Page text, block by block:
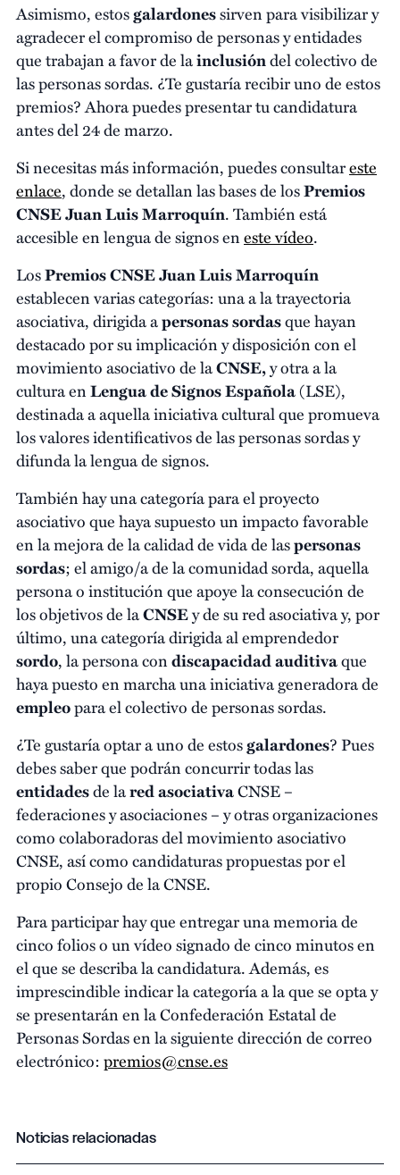
Asimismo, estosgalardonessirven para visibilizar y
agradecer el compromiso de personas y entidades
que trabajan a favor de lainclusióndel colectivo de
las personas sordas. ¿Te gustaría recibir uno de estos
premios? Ahora puedes presentar tu candidatura
antes del 24 de marzo.
Si necesitas más información, puedes consultareste
enlace, donde se detallan las bases de losPremios
CNSE Juan Luis Marroquín. También está
accesible en lengua de signos eneste vídeo.
LosPremios CNSEJuan LuisMarroquín
establecen varias categorías: una a la trayectoria
asociativa, dirigida apersonas sordasque hayan
destacado por su implicación y disposición con el
movimiento asociativo de laCNSE,y otra a la
cultura enLengua de Signos Española(LSE),
destinada a aquella iniciativa cultural que promueva
los valores identificativos de las personas sordas y
difunda la lengua de signos.
También hay una categoría para el proyecto
asociativo que haya supuesto un impacto favorable
en la mejora de la calidad de vida de laspersonas
sordas; el amigo/a de la comunidad sorda, aquella
persona o institución que apoye la consecución de
los objetivos de laCNSEy de su red asociativa y, por
último, una categoría dirigida al emprendedor
sordo, la persona condiscapacidadauditivaque
haya puesto en marcha una iniciativa generadora de
empleopara el colectivo de personas sordas.
¿Te gustaría optar a uno de estosgalardones? Pues
debes saber que podrán concurrir todas las
entidadesde lared asociativaCNSE –
federaciones y asociaciones – y otras organizaciones
como colaboradoras del movimiento asociativo
CNSE, así como candidaturas propuestas por el
propio Consejo de la CNSE.
Para participar hay que entregar una memoria de
cinco folios o un vídeo signado de cinco minutos en
el que se describa la candidatura. Además, es
imprescindible indicar la categoría a la que se opta y
se presentarán en la Confederación Estatal de
Personas Sordas en la siguiente dirección de correo
electrónico: premios@cnse.es
Noticias relacionadas